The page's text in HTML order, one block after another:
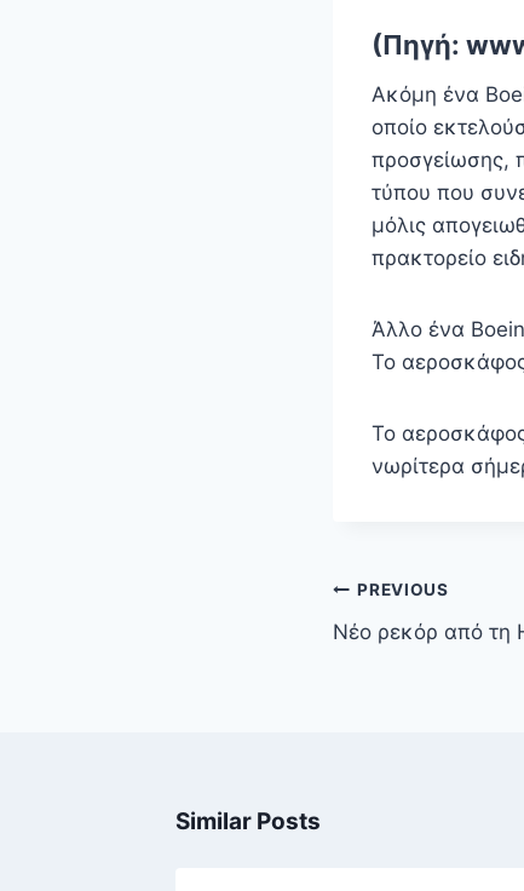
(Πηγή:
Ακόμη ένα
οποίο
προσγείωσης,
τύπου που
μόλις
πρακτορείο
Άλλο ένα
Το
Το
νωρίτερα
Πλοήγηση
άρθρων
PREVIOUS
Νέο ρεκόρ από τη
Similar Posts